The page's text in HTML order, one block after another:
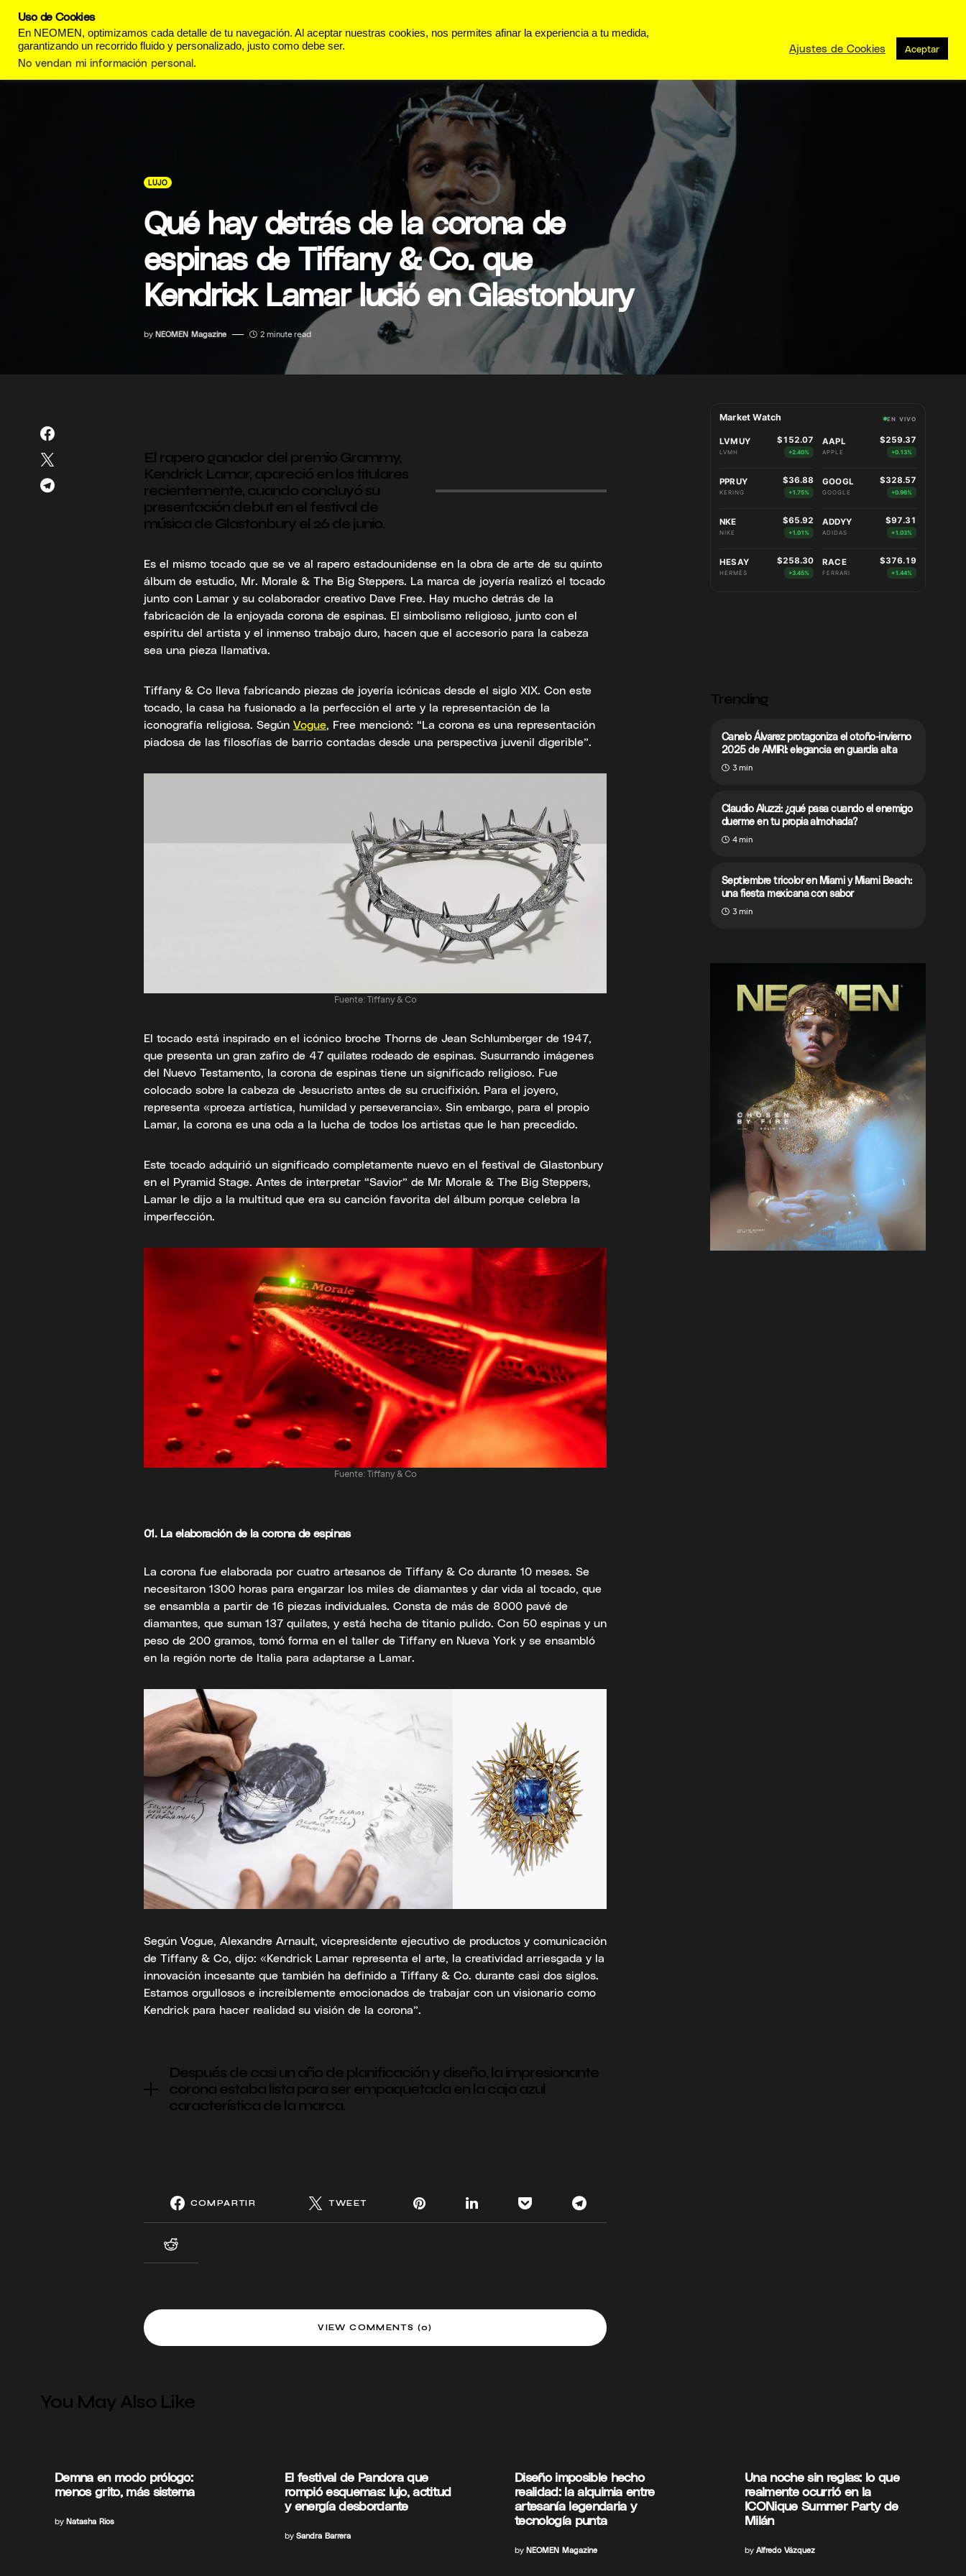
LUJO
Qué hay detrás de la corona de
espinas de Tiffany & Co. que
Kendrick Lamar lució en Glastonbury
by NEOMEN Magazine 2 minute read
El rapero ganador del premio Grammy,
Kendrick Lamar, apareció en los titulares
recientemente, cuando concluyó su
presentación debut en el festival de
música de Glastonbury el 26 de junio.
Es el mismo tocado que se ve al rapero estadounidense en la obra de arte de su quinto
álbum de estudio, Mr. Morale & The Big Steppers. La marca de joyería realizó el tocado
junto con Lamar y su colaborador creativo Dave Free. Hay mucho detrás de la
fabricación de la enjoyada corona de espinas. El simbolismo religioso, junto con el
espíritu del artista y el inmenso trabajo duro, hacen que el accesorio para la cabeza
sea una pieza llamativa.
Tiffany & Co lleva fabricando piezas de joyería icónicas desde el siglo XIX. Con este
tocado, la casa ha fusionado a la perfección el arte y la representación de la
iconografía religiosa. Según Vogue, Free mencionó: “La corona es una representación
piadosa de las filosofías de barrio contadas desde una perspectiva juvenil digerible”.
Fuente: Tiffany & Co
El tocado está inspirado en el icónico broche Thorns de Jean Schlumberger de 1947,
que presenta un gran zafiro de 47 quilates rodeado de espinas. Susurrando imágenes
del Nuevo Testamento, la corona de espinas tiene un significado religioso. Fue
colocado sobre la cabeza de Jesucristo antes de su crucifixión. Para el joyero,
representa «proeza artística, humildad y perseverancia». Sin embargo, para el propio
Lamar, la corona es una oda a la lucha de todos los artistas que le han precedido.
Este tocado adquirió un significado completamente nuevo en el festival de Glastonbury
en el Pyramid Stage. Antes de interpretar “Savior” de Mr Morale & The Big Steppers,
Lamar le dijo a la multitud que era su canción favorita del álbum porque celebra la
imperfección.
Fuente: Tiffany & Co
01. La elaboración de la corona de espinas
La corona fue elaborada por cuatro artesanos de Tiffany & Co durante 10 meses. Se
necesitaron 1300 horas para engarzar los miles de diamantes y dar vida al tocado, que
se ensambla a partir de 16 piezas individuales. Consta de más de 8000 pavé de
diamantes, que suman 137 quilates, y está hecha de titanio pulido. Con 50 espinas y un
peso de 200 gramos, tomó forma en el taller de Tiffany en Nueva York y se ensambló
en la región norte de Italia para adaptarse a Lamar.
Según Vogue, Alexandre Arnault, vicepresidente ejecutivo de productos y comunicación
de Tiffany & Co, dijo: «Kendrick Lamar representa el arte, la creatividad arriesgada y la
innovación incesante que también ha definido a Tiffany & Co. durante casi dos siglos.
Estamos orgullosos e increíblemente emocionados de trabajar con un visionario como
Kendrick para hacer realidad su visión de la corona”.
Después de casi un año de planificación y diseño, la impresionante
corona estaba lista para ser empaquetada en la caja azul
característica de la marca.
COMPARTIR TWEET
VIEW COMMENTS (0)
Market Watch EN VIVO
LVMUY
LVMH
$152.07
+2.40%
AAPL
APPLE
$259.37
+0.13%
PPRUY
KERING
$36.88
+1.75%
GOOGL
GOOGLE
$328.57
+0.96%
NKE
NIKE
$65.92
+1.01%
ADDYY
ADIDAS
$97.31
+1.03%
HESAY
HERMÈS
$258.30
+3.45%
RACE
FERRARI
$376.19
+1.44%
Trending
Canelo Álvarez protagoniza el otoño-invierno
2025 de AMIRI: elegancia en guardia alta
3 min
Claudio Aluzzi: ¿qué pasa cuando el enemigo
duerme en tu propia almohada?
4 min
Septiembre tricolor en Miami y Miami Beach:
una fiesta mexicana con sabor
3 min
You May Also Like
Demna en modo prólogo:
menos grito, más sistema
by Natasha Rios
El festival de Pandora que
rompió esquemas: lujo, actitud
y energía desbordante
by Sandra Barrera
Diseño imposible hecho
realidad: la alquimia entre
artesanía legendaria y
tecnología punta
by NEOMEN Magazine
Una noche sin reglas: lo que
realmente ocurrió en la
ICONique Summer Party de
Milán
by Alfredo Vázquez
Uso de Cookies
En NEOMEN, optimizamos cada detalle de tu navegación. Al aceptar nuestras cookies, nos permites afinar la experiencia a tu medida,
garantizando un recorrido fluido y personalizado, justo como debe ser.
No vendan mi información personal.
Ajustes de Cookies Aceptar